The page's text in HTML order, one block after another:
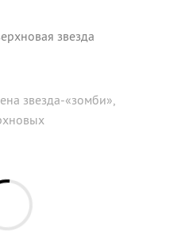
звезда
звезда-«зомби»,